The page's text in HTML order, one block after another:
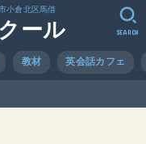
小倉北区馬借
ール
教材 英会話カフェ
SEARCH